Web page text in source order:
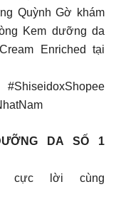
Quỳnh Gờ khám
Kem dưỡng da
Enriched tại
DA SỐ 1
cực lời cùng